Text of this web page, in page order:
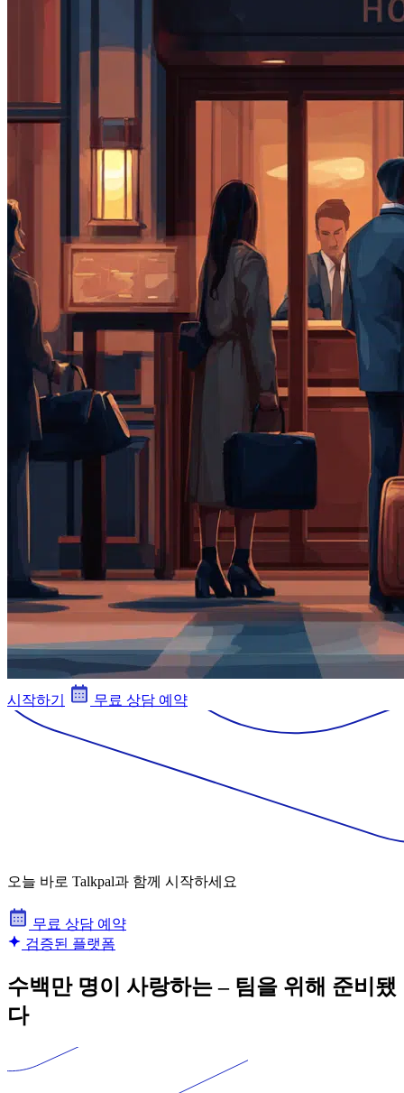
시작하기 무료 상담 예약
오늘 바로 Talkpal과 함께 시작하세요
무료 상담 예약
검증된 플랫폼
수백만 명이 사랑하는 – 팀을 위해 준비됐
다